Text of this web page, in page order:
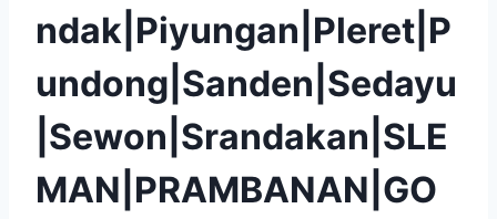
ndak|Piyungan|Pleret|P
undong|Sanden|Sedayu
|Sewon|Srandakan|SLE
MAN|PRAMBANAN|GO